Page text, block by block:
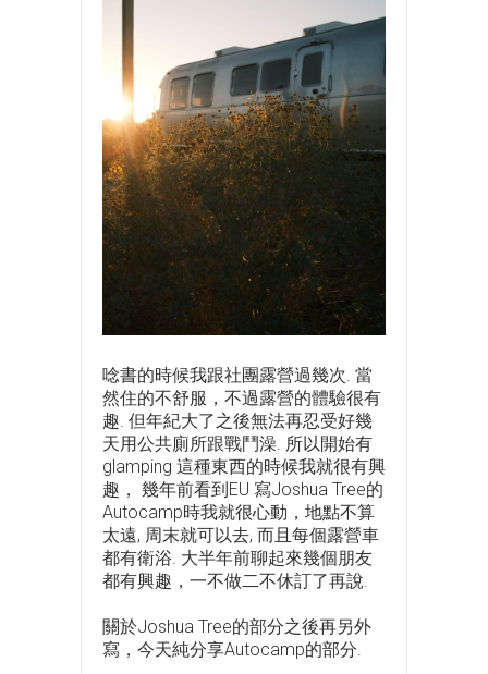
唸書的時候我跟社團露營過幾次. 當
然住的不舒服，不過露營的體驗很有
趣. 但年紀大了之後無法再忍受好幾
天用公共廁所跟戰鬥澡. 所以開始有
glamping 這種東西的時候我就很有興
趣， 幾年前看到EU 寫Joshua Tree的
Autocamp時我就很心動，地點不算
太遠, 周末就可以去, 而且每個露營車
都有衛浴. 大半年前聊起來幾個朋友
都有興趣，一不做二不休訂了再說.
關於Joshua Tree的部分之後再另外
寫，今天純分享Autocamp的部分.